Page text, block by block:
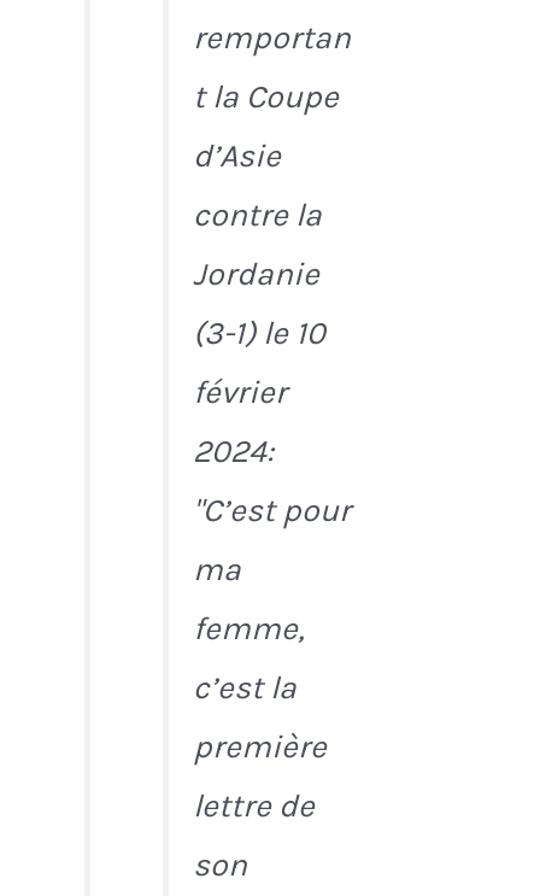
remportan
t la Coupe
d’Asie
contre la
Jordanie
(3-1) le 10
février
2024:
"C’est pour
ma
femme,
c’est la
première
lettre de
son